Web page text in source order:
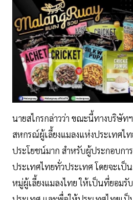
นายสไกรกล่าวว่า ขณะนี้ทางบริษัท
สหกรณ์ผู้เลี้ยงแมลงแห่งประเทศไ
ประโยชน์มาก สำหรับผู้ประกอบกา
ประเทศไทยทั่วประเทศ โดยจะเป็น
หมู่ผู้เลี้ยงแมลงไทย ให้เป็นที่ยอมรั